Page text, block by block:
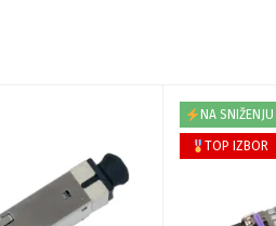
NA SNIŽENJU
TOP IZBOR